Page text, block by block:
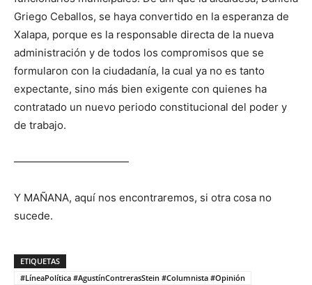
Griego Ceballos, se haya convertido en la esperanza de
Xalapa, porque es la responsable directa de la nueva
administración y de todos los compromisos que se
formularon con la ciudadanía, la cual ya no es tanto
expectante, sino más bien exigente con quienes ha
contratado un nuevo periodo constitucional del poder y
de trabajo.
———————————
Y MAÑANA, aquí nos encontraremos, si otra cosa no
sucede.
ETIQUETAS
#LíneaPolítica #AgustínContrerasStein #Columnista #Opinión